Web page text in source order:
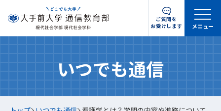
ご質問を
お受けします
メニュー
いつでも通信